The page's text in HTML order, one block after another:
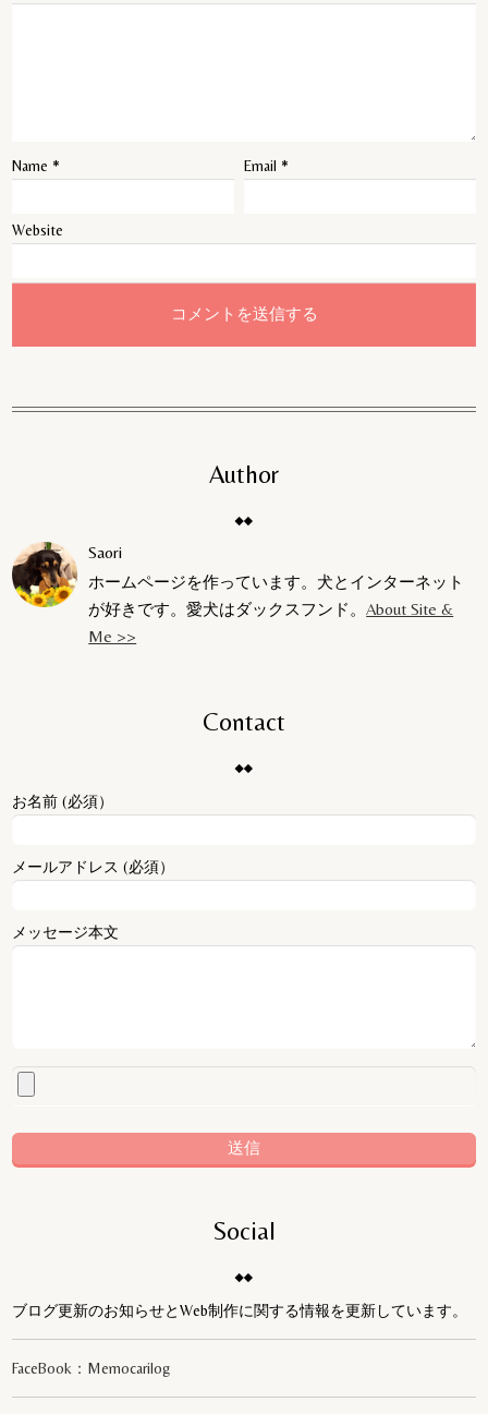
Name * Email *
Website
Author
Saori
ホームページを作っています。犬とインターネット
が好きです。愛犬はダックスフンド。About Site &
Me >>
Contact
お名前 (必須）
メールアドレス (必須）
メッセージ本文
Social
ブログ更新のお知らせとWeb制作に関する情報を更新しています。
FaceBook：Memocarilog